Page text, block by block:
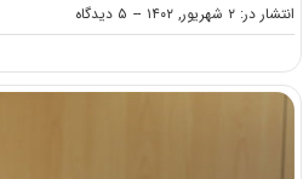
انتشار در: ۲ شهریور, ۱۴۰۲ -- ۵ دیدگاه
on
پذیرش
کارشناسی